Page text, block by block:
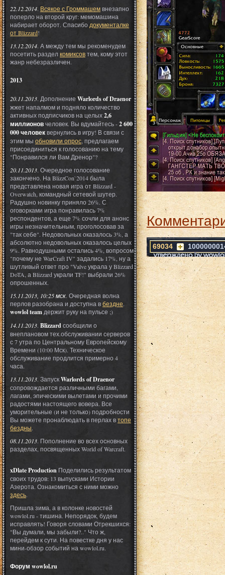
69034
22.12.2014. Всякое с Громмашемвнезапно
поперло на второй круг: мемомашина
набирает оборот. Спасибо документалке
от Blizzard!
13.12.2014. А между тем мы рекоменудем
посетить разделкомиксовтем, кому этот
жанр небезразличен.
2013
20.11.2013. Дополнение Warlords of Draenor
жжет напалмом и подняло количество
активных подписчиков на целых2,6
миллионовчеловек. Вы вдумайтесь -2 600
000 человеквернулись в игру! В связи с
этим мы обновили опрос, предлагаем
присоединиться к голосованию на тему
"Понравился ли Вам Дренор"?
20.11.2013. Очередное голосование
закончено. На BlizzCon`2014 была
представлена новая игра от Blizzard -
Overwatch, командный сетевой шутер.
Радушно новинку приняло 26%. С
оговорками игра понравилась 7%
респондентов, а еще 7% сочли для анонс
игры незначительным, проголосовав за
"так себе". Недовольных оказалось 3%, а
абсолютно недовольных оказалось целых
9%. Равнодушными остались 4%, вопросом
"почему не WarCraft IV" задались 17%, ну а
шутливый ответ про "Valve украла у Blizzard
DoTA, а Blizzard украли TF!" выбрали 26%
опрошенных.
15.11.2013, 10:25 мск. Очередная волна
перлов разобрана и доступна вбездне.
wowlol team держит руку на пульсе ;)
14.11.2013. Blizzardсообщили о
внеплановом тех.обслуживании серверов
с 7 утра по Центральному Европейскому
Времени (10:00 Мск). Техническое
обслуживание продлится примерно 4
часа.
13.11.2013. ЗапускWarlords of Draenor
сопровождается различными багами,
лагами, эпическими вылетами и прочими
радостями настоящего вовера. Все
уморительные (и не только) подробности
Вы можете пронаблюдать в перлах втопе
бездны.
08.11.2013. Пополнение во всех основных
разделах, посвященных World of Warcraft.
xDlate Production Поделились результатом
своих трудов: 13 выпусками Истории
Азерота. Ознакомиться с ними можно
здесь.
Пришла зима, а в колонке новостей
wowlol.ru - тишина. Непорядок, будем
исправлять! Говоря словами Отрекшихся:
"Вы думали, мы забыли?.." Что ж,
перейдем к сути. На повестке дня у нас
мини-обзор событий на wowlol.ru.
Форум wowlol.ru